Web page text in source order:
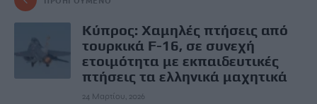
Κύπρος: Χαμηλές πτήσεις από
τουρκικά F-16, σε συνεχή
ετοιμότητα με εκπαιδευτικές
πτήσεις τα ελληνικά μαχητικά
24 Μαρτίου, 2026